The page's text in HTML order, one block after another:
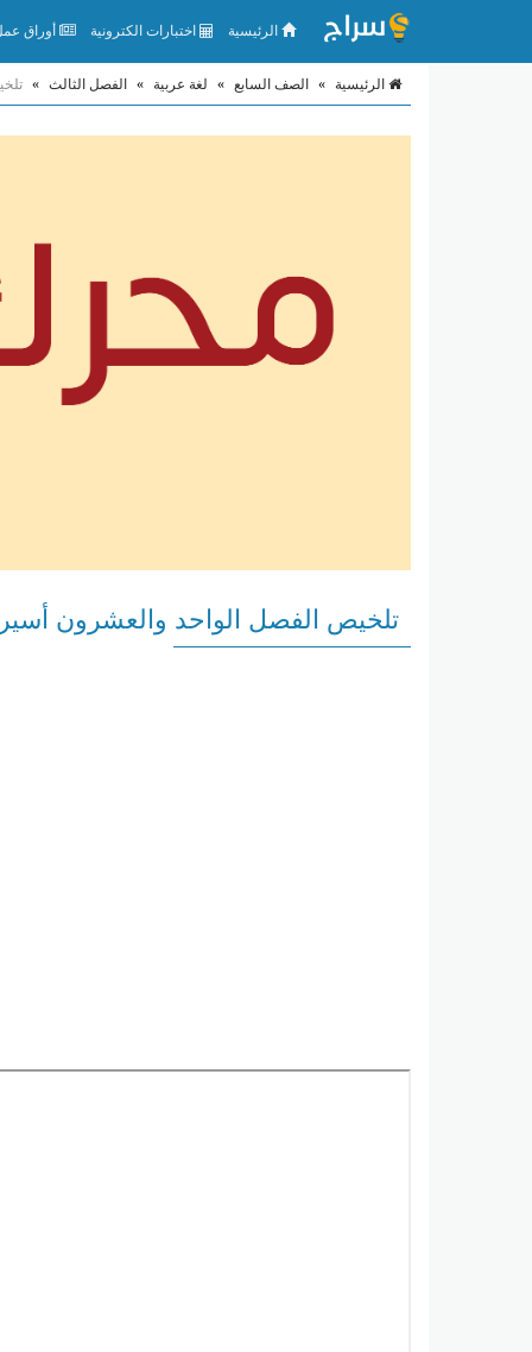
الرئيسية اختبارات الكترونية أوراق
الرئيسية » الصف السابع » لغة عربية » الفصل الثالث »
تلخيص الفصل الواحد والعشرون أسير